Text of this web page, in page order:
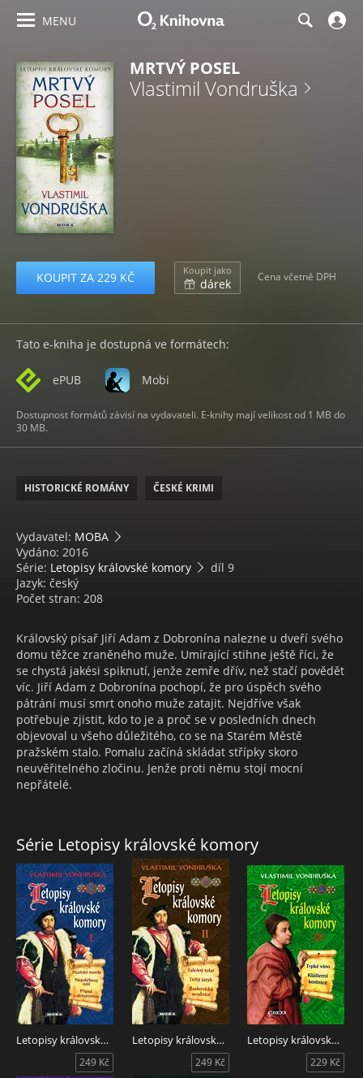
MENU
MRTVÝ POSEL
Vlastimil Vondruška
KOUPIT ZA 229 KČ Koupit jako
dárek Cena včetně DPH
Tato e-kniha je dostupná ve formátech:
ePUB Mobi
Dostupnost formátů závisí na vydavateli. E-knihy mají velikost od 1 MB do
30 MB.
HISTORICKÉ ROMÁNY ČESKÉ KRIMI
Vydavatel: MOBA
Vydáno: 2016
Série: Letopisy královské komory
díl 9
Jazyk: český
Počet stran: 208
Královský písař Jiří Adam z Dobronína nalezne u dveří svého
domu těžce zraněného muže. Umírající stihne ještě říci, že
se chystá jakési spiknutí, jenže zemře dřív, než stačí povědět
víc. Jiří Adam z Dobronína pochopí, že pro úspěch svého
pátrání musí smrt onoho muže zatajit. Nejdříve však
potřebuje zjistit, kdo to je a proč se v posledních dnech
objevoval u všeho důležitého, co se na Starém Městě
pražském stalo. Pomalu začíná skládat střípky skoro
neuvěřitelného zločinu. Jenže proti němu stojí mocní
nepřátelé.
Série Letopisy královské komory
Letopisy královské komory I
249 Kč
Letopisy královské komory II.
249 Kč
Letopisy královské komory III
229 Kč